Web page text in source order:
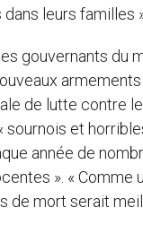
leurs familles
gouvernants du
de lutte contre
sournois et
année de
». « Comme
de mort serait